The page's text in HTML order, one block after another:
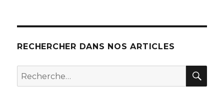
RECHERCHER DANS NOS ARTICLES
Recherche
pour :